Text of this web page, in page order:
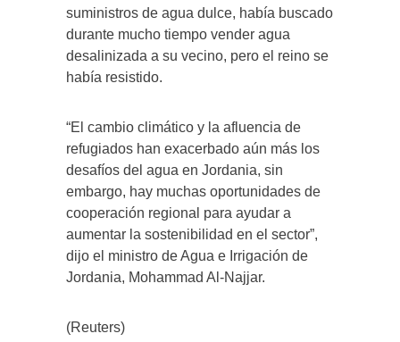
suministros de agua dulce, había buscado
durante mucho tiempo vender agua
desalinizada a su vecino, pero el reino se
había resistido.
“El cambio climático y la afluencia de
refugiados han exacerbado aún más los
desafíos del agua en Jordania, sin
embargo, hay muchas oportunidades de
cooperación regional para ayudar a
aumentar la sostenibilidad en el sector”,
dijo el ministro de Agua e Irrigación de
Jordania, Mohammad Al-Najjar.
(Reuters)